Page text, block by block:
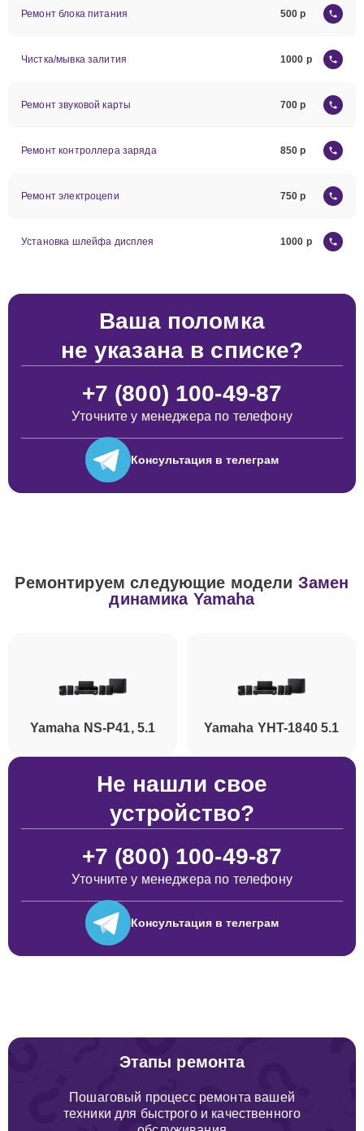
Ремонт блока питания 500
Чистка/мывка залития 1000
Ремонт звуковой карты 700
Ремонт контроллера заряда 850
Ремонт электроцепи 750
Установка шлейфа дисплея 1000
Ваша поломка
не указана в списке?
+7 (800) 100-49-87
Уточните у менеджера по телефону
Консультация в телеграм
Ремонтируем следующие модели Замен
динамика Yamaha
Yamaha NS-P41, 5.1 Yamaha YHT-1840 5.1
Не нашли свое
устройство?
+7 (800) 100-49-87
Уточните у менеджера по телефону
Консультация в телеграм
Этапы ремонта
Пошаговый процесс ремонта вашей
техники для быстрого и качественного